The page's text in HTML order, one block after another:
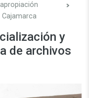
y
de archivos